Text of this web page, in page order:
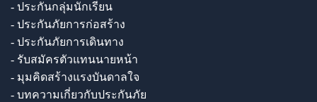
- ประกันกลุ่มนักเรียน
- ประกันภัยการก่อสร้าง
- ประกันภัยการเดินทาง
- รับสมัครตัวแทนนายหน้า
- มุมคิดสร้างแรงบันดาลใจ
- บทความเกี่ยวกับประกันภัย